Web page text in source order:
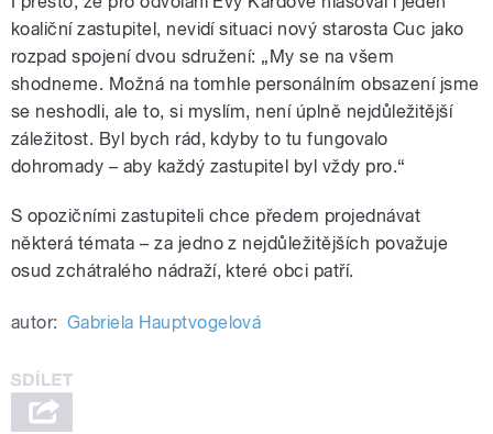
koaliční zastupitel, nevidí situaci nový starosta Cuc jako
rozpad spojení dvou sdružení: „My se na všem
shodneme. Možná na tomhle personálním obsazení jsme
se neshodli, ale to, si myslím, není úplně nejdůležitější
záležitost. Byl bych rád, kdyby to tu fungovalo
dohromady – aby každý zastupitel byl vždy pro.“
S opozičními zastupiteli chce předem projednávat
některá témata – za jedno z nejdůležitějších považuje
osud zchátralého nádraží, které obci patří.
autor: Gabriela Hauptvogelová